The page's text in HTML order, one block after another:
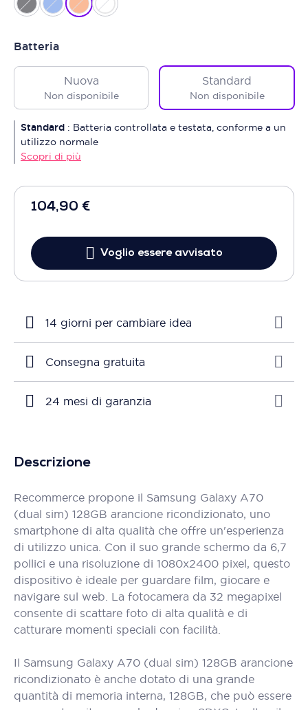
104,90 €
Voglio essere avvisato
Batteria
Nuova
Non disponibile
Standard
Non disponibile
Standard : Batteria controllata e testata, conforme a un
utilizzo normale
Scopri di più
14 giorni per cambiare idea
Consegna gratuita
24 mesi di garanzia
Descrizione
Recommerce propone il Samsung Galaxy A70
(dual sim) 128GB arancione ricondizionato, uno
smartphone di alta qualità che offre un'esperienza
di utilizzo unica. Con il suo grande schermo da 6,7
pollici e una risoluzione di 1080x2400 pixel, questo
dispositivo è ideale per guardare film, giocare e
navigare sul web. La fotocamera da 32 megapixel
consente di scattare foto di alta qualità e di
catturare momenti speciali con facilità.
Il Samsung Galaxy A70 (dual sim) 128GB arancione
ricondizionato è anche dotato di una grande
quantità di memoria interna, 128GB, che può essere